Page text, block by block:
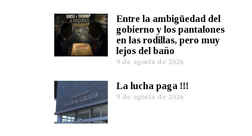
Entre la ambigüedad del
gobierno y los pantalones
en las rodillas, pero muy
lejos del baño
9 de agosto de 2026
La lucha paga !!!
9 de agosto de 2026